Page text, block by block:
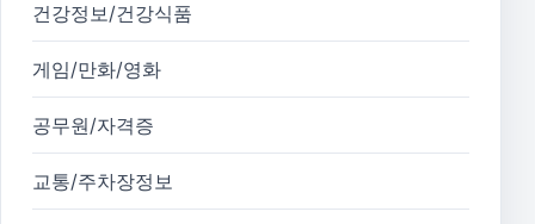
건강정보/건강식품
게임/만화/영화
공무원/자격증
교통/주차장정보